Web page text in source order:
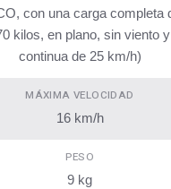
con una carga completa
kilos, en plano, sin viento
continua de 25 km/h)
MÁXIMA VELOCIDAD
16 km/h
PESO
9 kg